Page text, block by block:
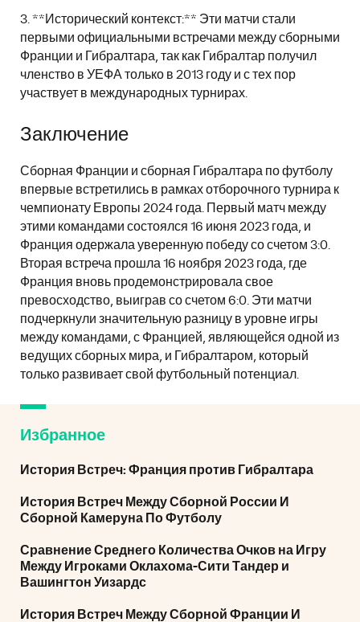
3. **Исторический контекст:** Эти матчи стали
первыми официальными встречами между сборными
Франции и Гибралтара, так как Гибралтар получил
членство в УЕФА только в 2013 году и с тех пор
участвует в международных турнирах.
Заключение
Сборная Франции и сборная Гибралтара по футболу
впервые встретились в рамках отборочного турнира к
чемпионату Европы 2024 года. Первый матч между
этими командами состоялся 16 июня 2023 года, и
Франция одержала уверенную победу со счетом 3:0.
Вторая встреча прошла 16 ноября 2023 года, где
Франция вновь продемонстрировала свое
превосходство, выиграв со счетом 6:0. Эти матчи
подчеркнули значительную разницу в уровне игры
между командами, с Францией, являющейся одной из
ведущих сборных мира, и Гибралтаром, который
только развивает свой футбольный потенциал.
Избранное
История Встреч: Франция против Гибралтара
История Встреч Между Сборной России И
Сборной Камеруна По Футболу
Сравнение Среднего Количества Очков на Игру
Между Игроками Оклахома-Сити Тандер и
Вашингтон Уизардс
История Встреч Между Сборной Франции И